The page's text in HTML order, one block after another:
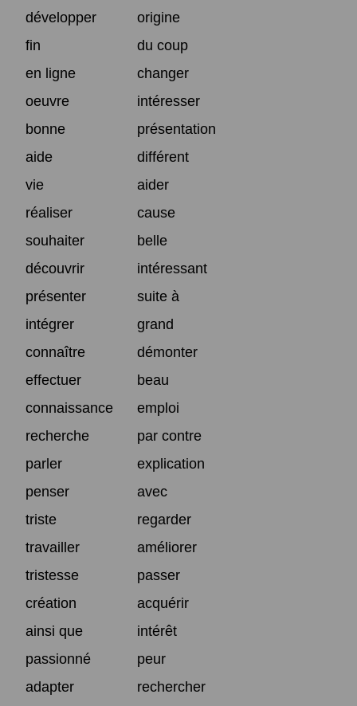
développer
origine
fin
du coup
en ligne
changer
oeuvre
intéresser
bonne
présentation
aide
différent
vie
aider
réaliser
cause
souhaiter
belle
découvrir
intéressant
présenter
suite à
intégrer
grand
connaître
démonter
effectuer
beau
connaissance
emploi
recherche
par contre
parler
explication
penser
avec
triste
regarder
travailler
améliorer
tristesse
passer
création
acquérir
ainsi que
intérêt
passionné
peur
adapter
rechercher